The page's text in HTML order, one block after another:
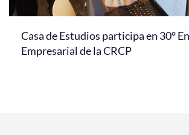
Casa de Estudios participa en 30°
Empresarial de la CRCP